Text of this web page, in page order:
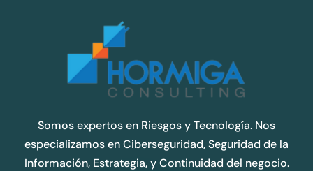
Somos expertos en Riesgos y Tecnología. Nos
especializamos en Ciberseguridad, Seguridad de la
Información, Estrategia, y Continuidad del negocio.